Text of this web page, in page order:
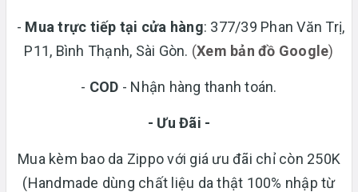
- Mua trực tiếp tại cửa hàng: 377/39 Phan Văn Trị,
P11, Bình Thạnh, Sài Gòn. (Xem bản đồ Google)
- COD - Nhận hàng thanh toán.
- Ưu Đãi -
Mua kèm bao da Zippo với giá ưu đãi chỉ còn 250K
(Handmade dùng chất liệu da thật 100% nhập từ